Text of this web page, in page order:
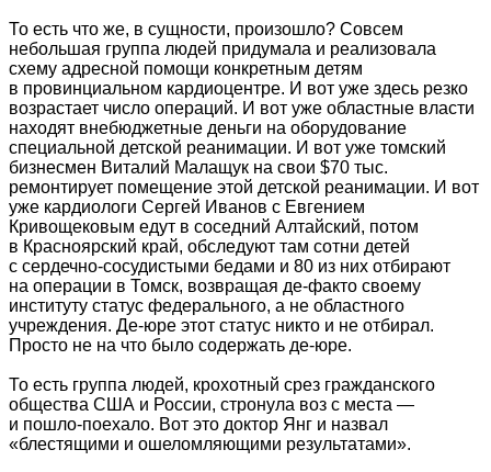
То есть что же, в сущности, произошло? Совсем
небольшая группа людей придумала и реализовала
схему адресной помощи конкретным детям
в провинциальном кардиоцентре. И вот уже здесь резко
возрастает число операций. И вот уже областные власти
находят внебюджетные деньги на оборудование
специальной детской реанимации. И вот уже томский
бизнесмен Виталий Малащук на свои $70 тыс.
ремонтирует помещение этой детской реанимации. И вот
уже кардиологи Сергей Иванов с Евгением
Кривощековым едут в соседний Алтайский, потом
в Красноярский край, обследуют там сотни детей
с сердечно-сосудистыми бедами и 80 из них отбирают
на операции в Томск, возвращая де-факто своему
институту статус федерального, а не областного
учреждения. Де-юре этот статус никто и не отбирал.
Просто не на что было содержать де-юре.
То есть группа людей, крохотный срез гражданского
общества США и России, стронула воз с места —
и пошло-поехало. Вот это доктор Янг и назвал
«блестящими и ошеломляющими результатами».